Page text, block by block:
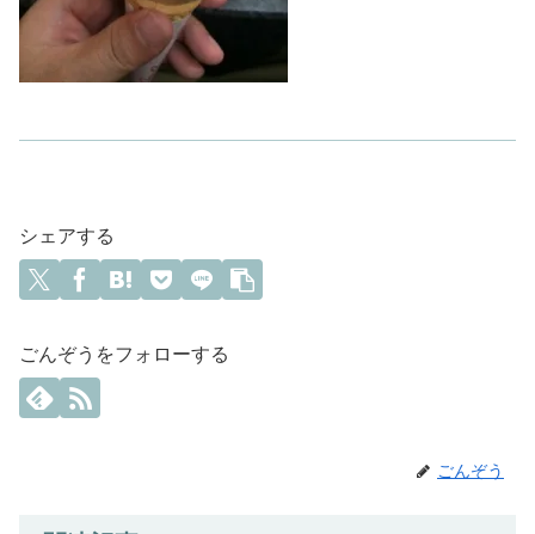
シェアする
ごんぞうをフォローする
ごんぞう